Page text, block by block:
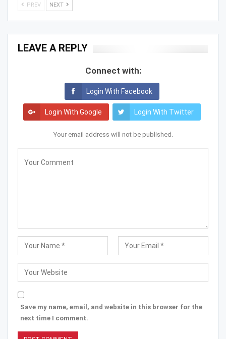
PREV NEXT
LEAVE A REPLY
Connect with:
Login With Facebook
Login With Google Login With Twitter
Your email address will not be published.
Save my name, email, and website in this browser for the
next time I comment.